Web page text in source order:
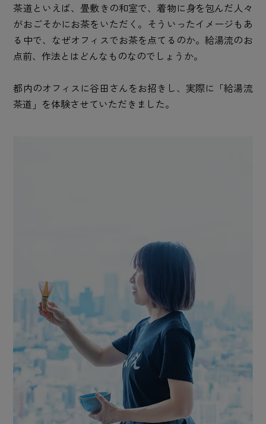
茶道といえば、畳敷きの和室で、着物に身を包んだ人々
がおごそかにお茶をいただく。そういったイメージもあ
る中で、なぜオフィスでお茶を点てるのか。給湯流のお
点前、作法とはどんなものなのでしょうか。
都内のオフィスに谷田さんをお招きし、実際に「給湯流
茶道」を体験させていただきました。